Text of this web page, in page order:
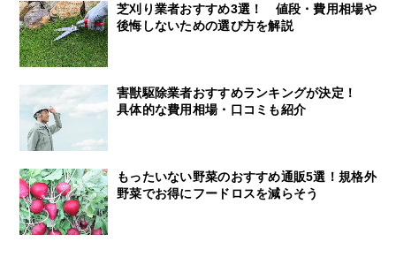
芝刈り業者おすすめ3選！ 値段・費用相場や
後悔しないための選び方を解説
害獣駆除業者おすすめランキングが決定！
具体的な費用相場・口コミも紹介
もったいない野菜のおすすめ通販5選！規格外
野菜でお得にフードロスを減らそう